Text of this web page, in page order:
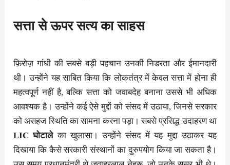
सत्ता से ऊपर सत्य का साहस
फ़िरोज़ गांधी की सबसे बड़ी पहचान उनकी निडरता और ईमानदारी
थी। उन्होंने यह साबित किया कि लोकतंत्र में केवल सत्ता में होना ही
महत्वपूर्ण नहीं है, बल्कि सत्ता को जवाबदेह बनाना उससे भी अधिक
आवश्यक है। उन्होंने कई ऐसे मुद्दों को संसद में उठाया, जिनसे सरकार
को असहज स्थिति का सामना करना पड़ा। सबसे प्रसिद्ध उदाहरण था
LIC घोटालेका खुलासा। उन्होंने संसद में यह मुद्दा उठाकर यह
दिखाया कि कैसे सरकारी संस्थानों का दुरुपयोग किया जा सकता है।